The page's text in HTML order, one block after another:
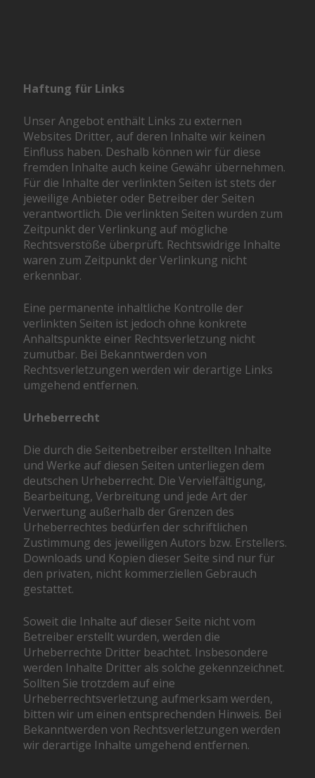
Haftung für Links
Unser Angebot enthält Links zu externen
Websites Dritter, auf deren Inhalte wir keinen
Einfluss haben. Deshalb können wir für diese
fremden Inhalte auch keine Gewähr übernehmen.
Für die Inhalte der verlinkten Seiten ist stets der
jeweilige Anbieter oder Betreiber der Seiten
verantwortlich. Die verlinkten Seiten wurden zum
Zeitpunkt der Verlinkung auf mögliche
Rechtsverstöße überprüft. Rechtswidrige Inhalte
waren zum Zeitpunkt der Verlinkung nicht
erkennbar.
Eine permanente inhaltliche Kontrolle der
verlinkten Seiten ist jedoch ohne konkrete
Anhaltspunkte einer Rechtsverletzung nicht
zumutbar. Bei Bekanntwerden von
Rechtsverletzungen werden wir derartige Links
umgehend entfernen.
Urheberrecht
Die durch die Seitenbetreiber erstellten Inhalte
und Werke auf diesen Seiten unterliegen dem
deutschen Urheberrecht. Die Vervielfältigung,
Bearbeitung, Verbreitung und jede Art der
Verwertung außerhalb der Grenzen des
Urheberrechtes bedürfen der schriftlichen
Zustimmung des jeweiligen Autors bzw. Erstellers.
Downloads und Kopien dieser Seite sind nur für
den privaten, nicht kommerziellen Gebrauch
gestattet.
Soweit die Inhalte auf dieser Seite nicht vom
Betreiber erstellt wurden, werden die
Urheberrechte Dritter beachtet. Insbesondere
werden Inhalte Dritter als solche gekennzeichnet.
Sollten Sie trotzdem auf eine
Urheberrechtsverletzung aufmerksam werden,
bitten wir um einen entsprechenden Hinweis. Bei
Bekanntwerden von Rechtsverletzungen werden
wir derartige Inhalte umgehend entfernen.